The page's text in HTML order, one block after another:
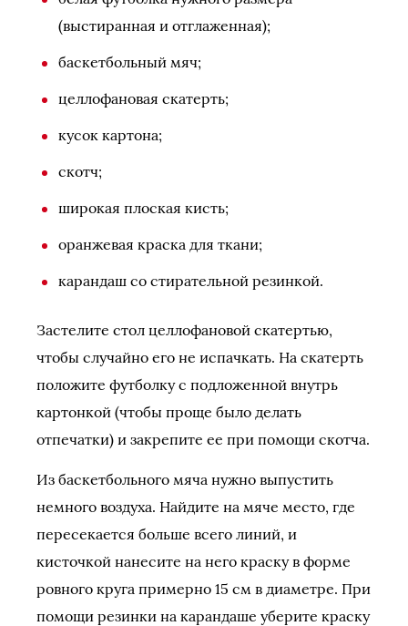
(выстиранная и отглаженная);
баскетбольный мяч;
целлофановая скатерть;
кусок картона;
скотч;
широкая плоская кисть;
оранжевая краска для ткани;
карандаш со стирательной резинкой.
Застелите стол целлофановой скатертью,
чтобы случайно его не испачкать. На скатерть
положите футболку с подложенной внутрь
картонкой (чтобы проще было делать
отпечатки) и закрепите ее при помощи скотча.
Из баскетбольного мяча нужно выпустить
немного воздуха. Найдите на мяче место, где
пересекается больше всего линий, и
кисточкой нанесите на него краску в форме
ровного круга примерно 15 см в диаметре. При
помощи резинки на карандаше уберите краску